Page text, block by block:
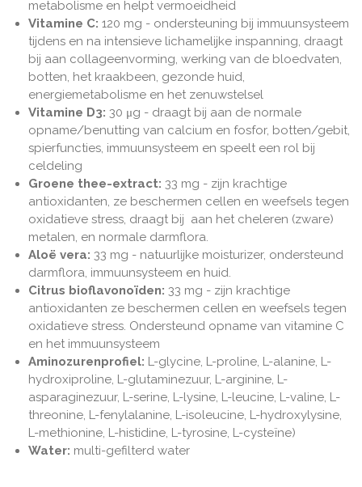
metabolisme en helpt vermoeidheid
Vitamine C: 120 mg - ondersteuning bij immuunsysteem
tijdens en na intensieve lichamelijke inspanning, draagt ​​
bij aan collageenvorming, werking van de bloedvaten,
botten, het kraakbeen, gezonde huid,
energiemetabolisme en het zenuwstelsel
Vitamine D3: 30 μg - draagt ​​bij aan de normale
opname/benutting van calcium en fosfor, botten/gebit,
spierfuncties, immuunsysteem en speelt een rol bij
celdeling
Groene thee-extract: 33 mg - zijn krachtige
antioxidanten, ze beschermen cellen en weefsels tegen
oxidatieve stress, draagt bij aan het cheleren (zware)
metalen, en normale darmflora.
Aloë vera: 33 mg - natuurlijke moisturizer, ondersteund
darmflora, immuunsysteem en huid.
Citrus bioflavonoïden: 33 mg - zijn krachtige
antioxidanten ze beschermen cellen en weefsels tegen
oxidatieve stress. Ondersteund opname van vitamine C
en het immuunsysteem
Aminozurenprofiel: L-glycine, L-proline, L-alanine, L-
hydroxiproline, L-glutaminezuur, L-arginine, L-
asparaginezuur, L-serine, L-lysine, L-leucine, L-valine, L-
threonine, L-fenylalanine, L-isoleucine, L-hydroxylysine,
L-methionine, L-histidine, L-tyrosine, L-cysteïne)
Water: multi-gefilterd water